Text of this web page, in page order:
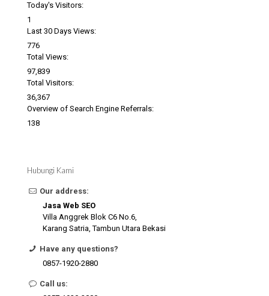
Today's Visitors:
1
Last 30 Days Views:
776
Total Views:
97,839
Total Visitors:
36,367
Overview of Search Engine Referrals:
138
Hubungi Kami
Our address:
Jasa Web SEO
Villa Anggrek Blok C6 No.6,
Karang Satria, Tambun Utara Bekasi
Have any questions?
0857-1920-2880
Call us: